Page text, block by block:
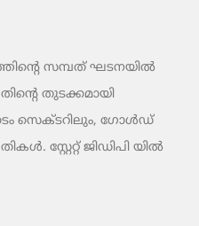
സമ്പത് ഘടനയിൽ
തുടക്കമായി
സെക്ടറിലും, ഗോൾഡ്
സ്റ്റേറ്റ് ജിഡിപി യിൽ